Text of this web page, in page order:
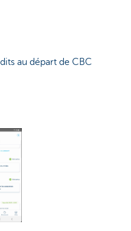
au départ de CBC